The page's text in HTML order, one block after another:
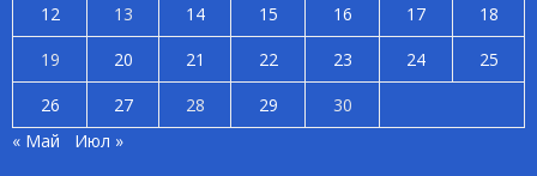
12
13 14 15 16 17
18
19
20 21 22 23 24
25
26
27 28 29
30
« Май
Июл »